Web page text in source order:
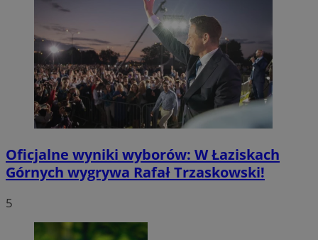
Oficjalne wyniki wyborów: W Łaziskach
Górnych wygrywa Rafał Trzaskowski!
5